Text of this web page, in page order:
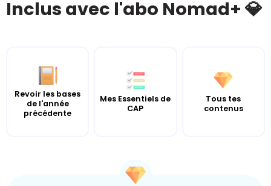
Inclus avec l'abo Nomad+ 💎
Revoir les bases
de l'année
précédente
Mes Essentiels de
CAP
Tous tes
contenus